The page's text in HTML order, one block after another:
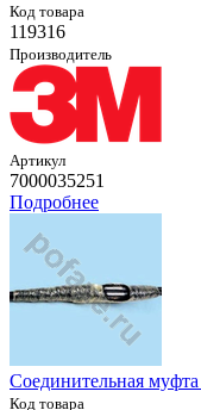
Код товара
119316
Производитель
Артикул
7000035251
Подробнее
Соединительная
Код товара